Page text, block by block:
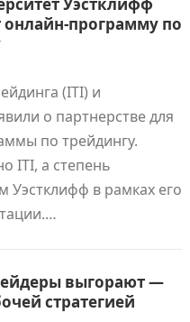
онлайн-программу по
(ITI) и
о партнерстве для
по трейдингу.
ITI, а степень
Уэстклифф в рамках его
выгорают —
стратегией